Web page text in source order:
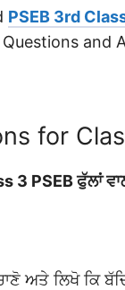
PSEB 3rd
and
for
3 PSEB ਫੁੱਲਾਂ
ਅਤੇ ਲਿਖੋ ਕਿ